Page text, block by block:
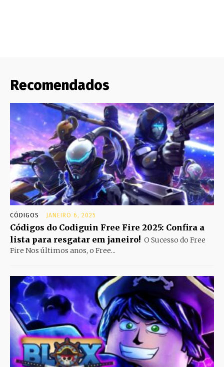
Recomendados
CÓDIGOS JANEIRO 6, 2025
Códigos do Codiguin Free Fire 2025: Confira a
lista para resgatar em janeiro! O Sucesso do Free
Fire Nos últimos anos, o Free...